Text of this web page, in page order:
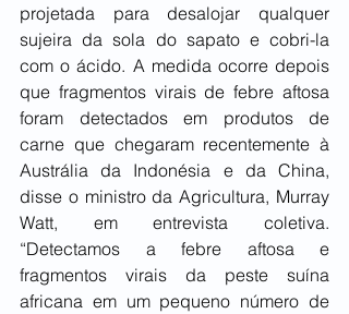
projetada para desalojar qualquer
sujeira da sola do sapato e cobri-la
com o ácido. A medida ocorre depois
que fragmentos virais de febre aftosa
foram detectados em produtos de
carne que chegaram recentemente à
Austrália da Indonésia e da China,
disse o ministro da Agricultura, Murray
Watt, em entrevista coletiva.
“Detectamos a febre aftosa e
fragmentos virais da peste suína
africana em um pequeno número de